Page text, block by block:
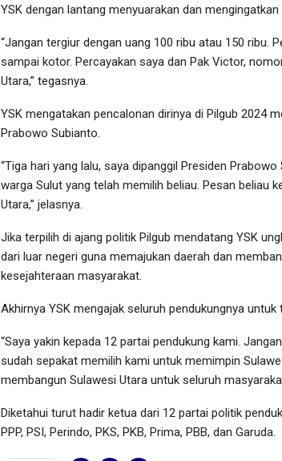
YSK dengan lantang menyuarakan dan
“Jangan tergiur dengan uang 100 ribu atau 150 ribu.
sampai kotor. Percayakan saya dan Pak Victor,
Utara,” tegasnya.
YSK mengatakan pencalonan dirinya di Pilgub 2024
Prabowo Subianto.
“Tiga hari yang lalu, saya dipanggil Presiden
warga Sulut yang telah memilih beliau. Pesan beliau
Utara,” jelasnya.
Jika terpilih di ajang politik Pilgub mendatang YSK
dari luar negeri guna memajukan daerah dan
kesejahteraan masyarakat.
Akhirnya YSK mengajak seluruh pendukungnya untuk
“Saya yakin kepada 12 partai pendukung kami.
sudah sepakat memilih kami untuk memimpin
membangun Sulawesi Utara untuk seluruh
Diketahui turut hadir ketua dari 12 partai politik
PPP, PSI, Perindo, PKS, PKB, Prima, PBB, dan Garuda.